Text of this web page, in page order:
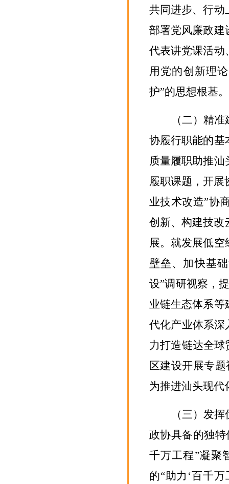
共同进步、行动
部署党风廉政建
代表讲党课活动
用党的创新理
护”的思想根基。
（二）精
协履行职能的基
质量履职助推汕
履职课题，开展
业技术改造”协
创新、构建技改
展。就发展低空
壁垒、加快基
设”调研视察，
业链生态体系等
代化产业体系深
力打造链达全球
区建设开展专
为推进汕头现代
（三） 发挥
政协具备的独
千万工程”凝聚
的“助力‘百千